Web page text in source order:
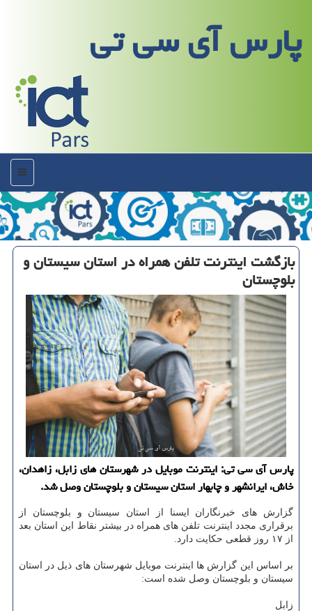
پارس آی سی تی
منو
بازگشت اینترنت تلفن همراه در استان سیستان و
بلوچستان
پارس آی سی تی: اینترنت موبایل در شهرستان های زابل، زاهدان،
خاش، ایرانشهر و چابهار استان سیستان و بلوچستان وصل شد.
گزارش های خبرنگاران ایسنا از استان سیستان و بلوچستان از
برقراری مجدد اینترنت تلفن های همراه در بیشتر نقاط این استان بعد
از ۱۷ روز قطعی حكایت دارد.
بر اساس این گزارش ها اینترنت موبایل شهرستان های ذیل در استان
سیستان و بلوچستان وصل شده است:
زابل